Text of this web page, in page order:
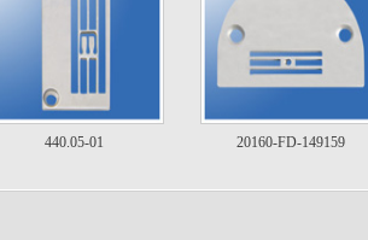
440.05-01 20160-FD-149159